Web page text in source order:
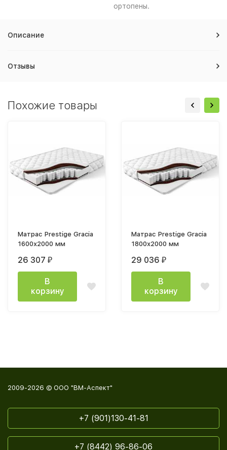
ортопены.
Описание
Отзывы
Похожие товары
Матрас Prestige Gracia
1600х2000 мм
26 307 ₽
В
корзину
Матрас Prestige Gracia
1800х2000 мм
29 036 ₽
В
корзину
2009-2026 © ООО "ВМ-Аспект"
+7 (901)130-41-81
+7 (8442) 96-86-06